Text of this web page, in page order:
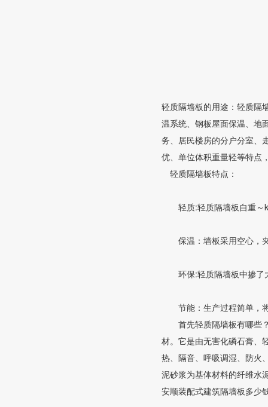
轻质隔墙板的用途：轻质隔
温系统、钢板屋面保温、地
务、居民楼房的分户分室、
优、单位体积重量轻等特点
轻质隔墙板特点：
轻质:轻质隔墙板自重～
保温：墙板采用空心，夹
环保:轻质隔墙板中掺了大
节能：生产过程简单，将
首先轻质隔墙板有哪些？
材。它是由无害化磷石膏、
热、隔音、呼吸调湿、防火
泥砂浆为基体材料的纤维水
安顺装配式建筑隔墙板多少